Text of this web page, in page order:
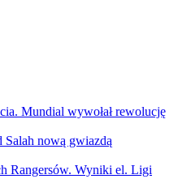
Mundial wywołał rewolucję
Salah nową gwiazdą
Rangersów. Wyniki el. Ligi